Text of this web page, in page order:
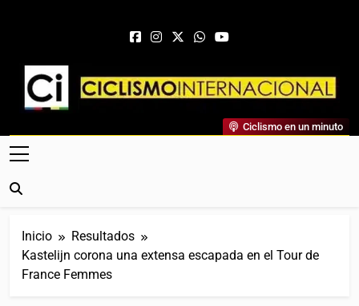
Ciclismo Internacional
Web Dedicada Al Ciclismo Mundial. Entrevistas, Análisis,
Crónicas, Previas Y Más. La Web Ciclista De Referencia.
Ciclismo en un minuto
Inicio
Resultados
Kastelijn corona una extensa escapada en el Tour de
France Femmes